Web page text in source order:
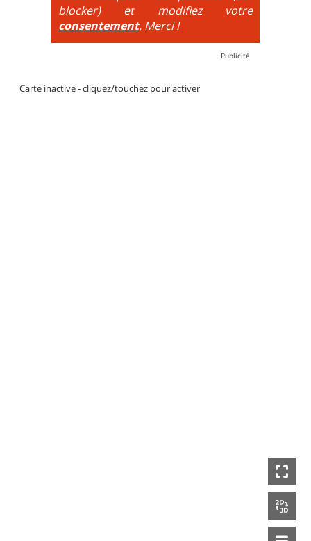
blocker) et modifiez votre
consentement. Merci !